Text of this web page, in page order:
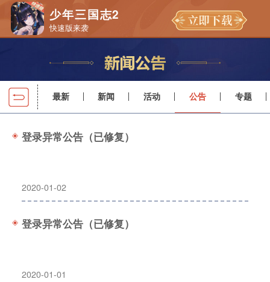
少年三国志2
快速版来袭
最新 新闻 活动 公告 专题
登录异常公告（已修复）
2020-01-02
登录异常公告（已修复）
2020-01-01